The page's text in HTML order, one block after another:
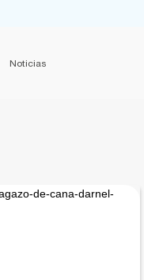
Noticias